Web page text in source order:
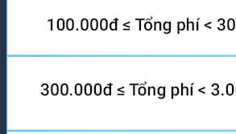
Dịch Thuật Vì Cộng Đồng
Liên Hệ & Thanh toán